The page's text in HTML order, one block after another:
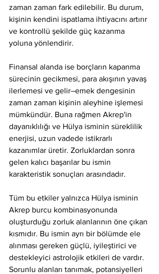
zaman zaman fark edilebilir. Bu durum,
kişinin kendini ispatlama ihtiyacını artırır
ve kontrollü şekilde güç kazanma
yoluna yönlendirir.
Finansal alanda ise borçların kapanma
sürecinin gecikmesi, para akışının yavaş
ilerlemesi ve gelir–emek dengesinin
zaman zaman kişinin aleyhine işlemesi
mümkündür. Buna rağmen Akrep'in
dayanıklılığı ve Hülya isminin süreklilik
enerjisi, uzun vadede istikrarlı
kazanımlar üretir. Zorluklardan sonra
gelen kalıcı başarılar bu ismin
karakteristik sonuçları arasındadır.
Tüm bu etkiler yalnızca Hülya isminin
Akrep burcu kombinasyonunda
oluşturduğu zorluk alanlarının öne çıkan
kısmıdır. Bu ismin ayrı bir bölümde ele
alınması gereken güçlü, iyileştirici ve
destekleyici astrolojik etkileri de vardır.
Sorunlu alanları tanımak, potansiyelleri